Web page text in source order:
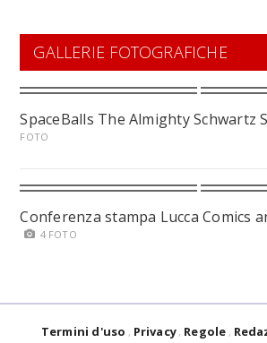
GALLERIE FOTOGRAFICHE
SpaceBalls The Almighty Schwartz
FOTO
Conferenza stampa Lucca Comics
4 FOTO
Termini d'uso Privacy Regole